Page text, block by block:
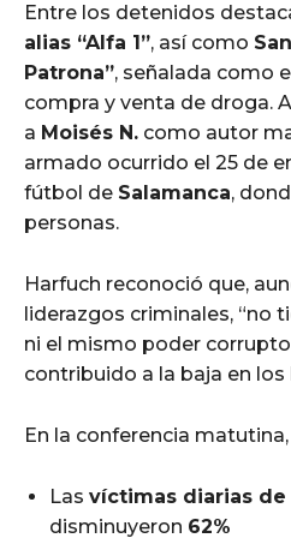
Entre los detenidos
alias “Alfa 1”, así como
Patrona”, señalada como
compra y venta de droga.
a Moisés N. como autor
armado ocurrido el 25 de
fútbol de Salamanca,
personas.
Harfuch reconoció que,
liderazgos criminales, “no
ni el mismo poder
contribuido a la baja en
En la conferencia
Las víctimas diarias
disminuyeron 62%